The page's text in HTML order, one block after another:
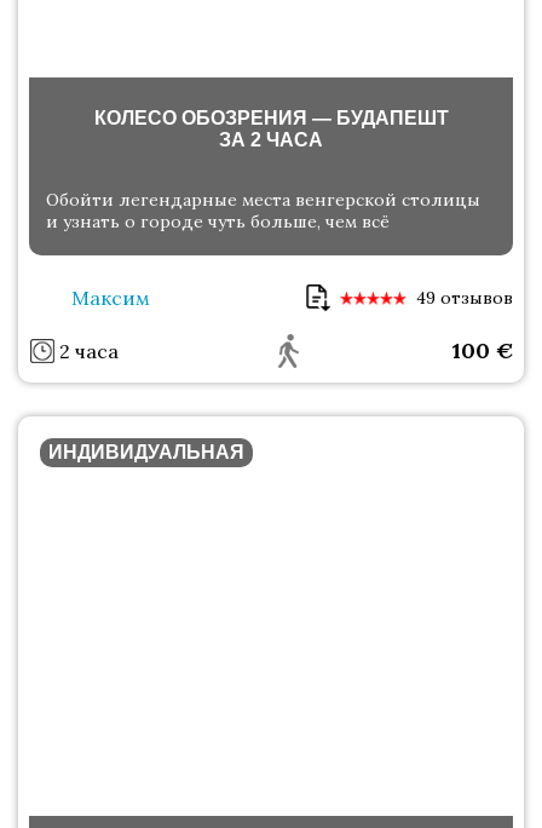
КОЛЕСО ОБОЗРЕНИЯ — БУДАПЕШТ
ЗА 2 ЧАСА
Обойти легендарные места венгерской столицы
и узнать о городе чуть больше, чем всё
Максим 49 отзывов
2 часа 100 €
ИНДИВИДУАЛЬНАЯ